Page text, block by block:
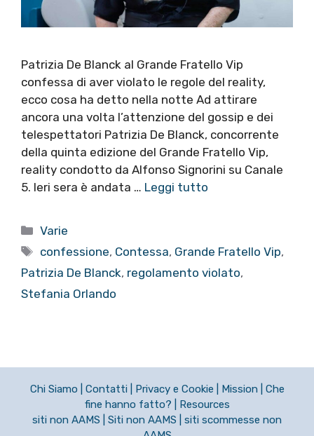
Patrizia De Blanck al Grande Fratello Vip
confessa di aver violato le regole del reality,
ecco cosa ha detto nella notte Ad attirare
ancora una volta l’attenzione del gossip e dei
telespettatori Patrizia De Blanck, concorrente
della quinta edizione del Grande Fratello Vip,
reality condotto da Alfonso Signorini su Canale
5. Ieri sera è andata … Leggi tutto
Categorie
Varie
Tag
confessione, Contessa, Grande Fratello Vip,
Patrizia De Blanck, regolamento violato,
Stefania Orlando
Chi Siamo Contatti Privacy e Cookie Mission
Che
fine hanno fatto?
Resources
siti non AAMS
Siti non AAMS
siti scommesse non